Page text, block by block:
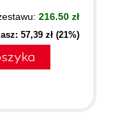
216.50 zł
57,39 zł (21%)